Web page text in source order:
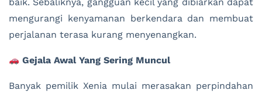
mengurangi kenyamanan berkendara dan membuat
perjalanan terasa kurang menyenangkan.
Gejala Awal Yang Sering Muncul
Banyak pemilik Xenia mulai merasakan perpindahan